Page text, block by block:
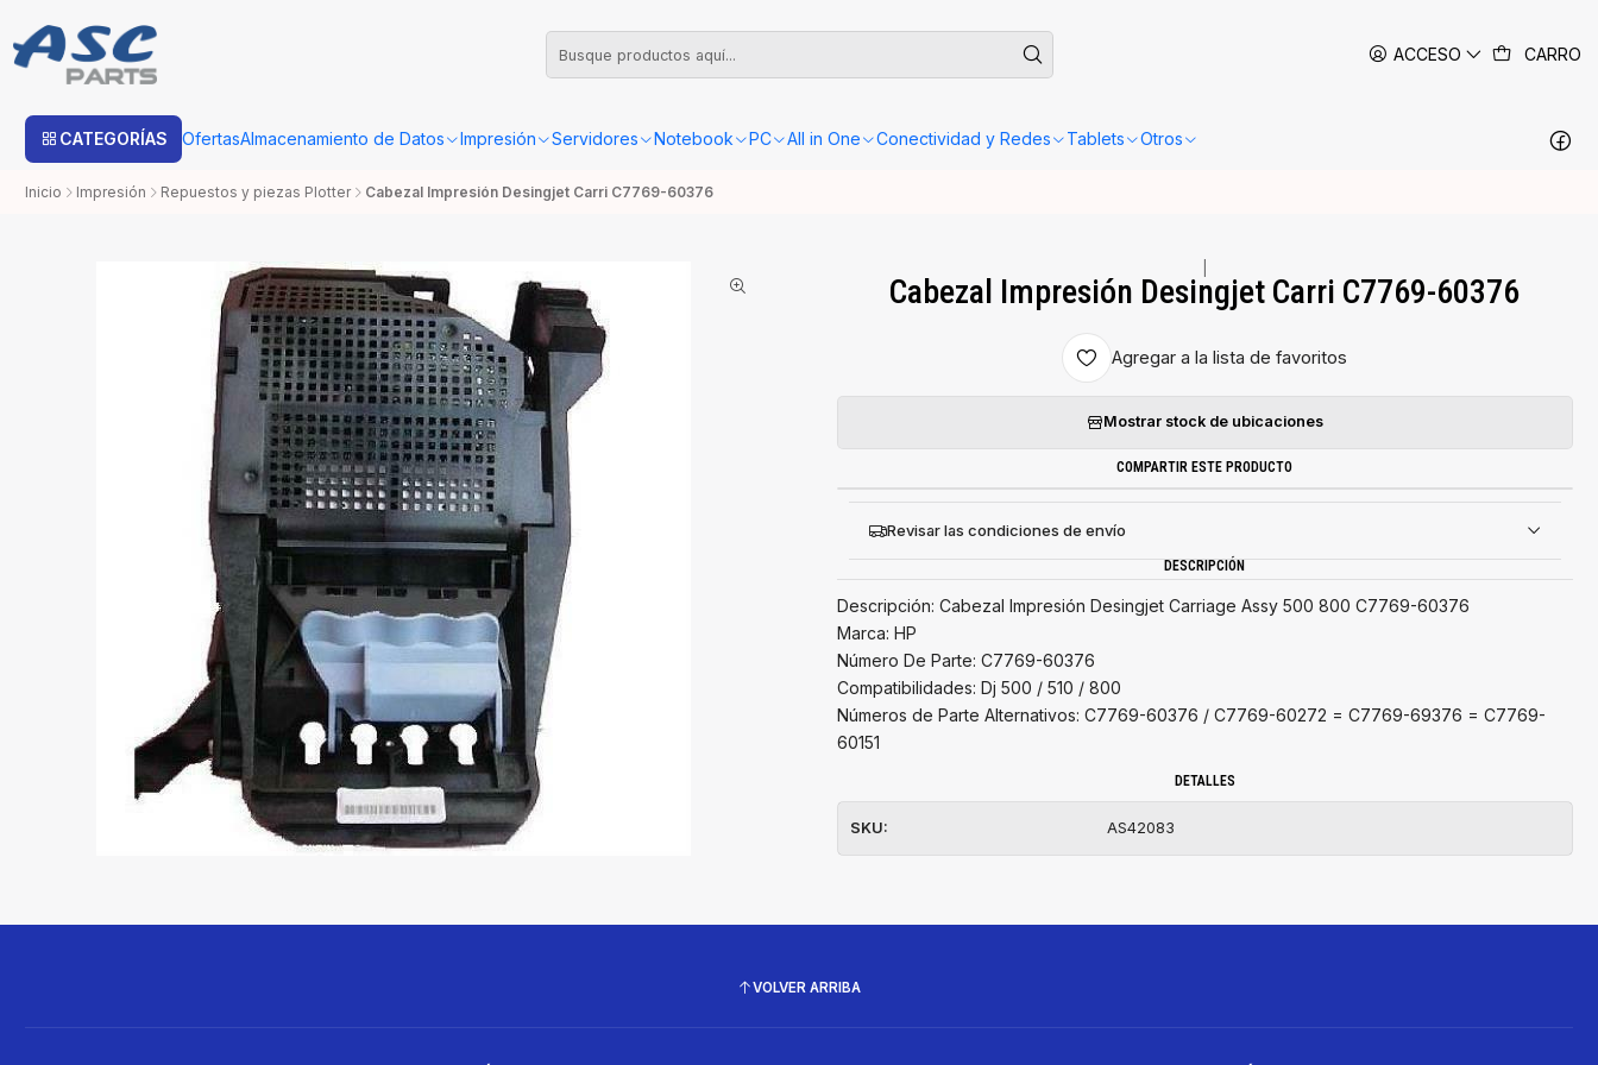
ACCESO CARRO
CATEGORÍAS OfertasAlmacenamiento de Datos Impresión Servidores Notebook PC All in One Conectividad y Redes Tablets Otros
Estimado cliente: Una vez su compra sea procesada con Boleta o Factura, la confirmación de retiro o envío se gestionará dentro de las siguientes 24-48 horas hábiles en Santiago.
Inicio Impresión Repuestos y piezas Plotter Cabezal Impresión Desingjet Carri C7769-60376
Cabezal Impresión Desingjet Carri C7769-60376
Agregar a la lista de favoritos
Mostrar stock de ubicaciones
COMPARTIR ESTE PRODUCTO
Revisar las condiciones de envío
DESCRIPCIÓN
Descripción: Cabezal Impresión Desingjet Carriage Assy 500 800 C7769-60376
Marca: HP
Número De Parte: C7769-60376
Compatibilidades: Dj 500 / 510 / 800
Números de Parte Alternativos: C7769-60376 / C7769-60272 = C7769-69376 = C7769-
60151
DETALLES
SKU: AS42083
VOLVER ARRIBA